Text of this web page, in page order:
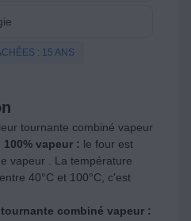
: 15 ANS
tournante combiné vapeur
vapeur : le four est
vapeur . La température
40°C et 100°C, c'est
combiné vapeur :